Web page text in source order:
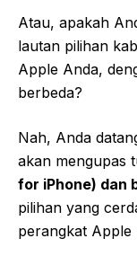
Atau, apakah
lautan pilihan
Apple Anda,
berbeda?
Nah, Anda
akan mengupas
for iPhone) dan
pilihan yang
perangkat Apple